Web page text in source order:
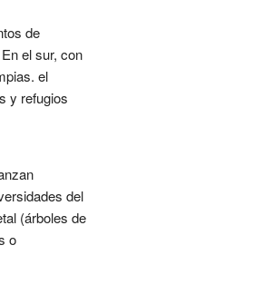
de
el sur, con
el
y refugios
del
(árboles de
o